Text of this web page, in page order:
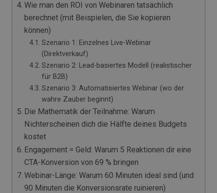
Wie man den ROI von Webinaren tatsächlich
berechnet (mit Beispielen, die Sie kopieren
können)
Szenario 1: Einzelnes Live-Webinar
(Direktverkauf)
Szenario 2: Lead-basiertes Modell (realistischer
für B2B)
Szenario 3: Automatisiertes Webinar (wo der
wahre Zauber beginnt)
Die Mathematik der Teilnahme: Warum
Nichterscheinen dich die Hälfte deines Budgets
kostet
Engagement = Geld: Warum 5 Reaktionen dir eine
CTA-Konversion von 69 % bringen
Webinar-Länge: Warum 60 Minuten ideal sind (und
90 Minuten die Konversionsrate ruinieren)